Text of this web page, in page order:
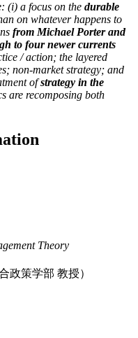
(i) a focus on the durable
on whatever happens to
from Michael Porter and
to four newer currents
/ action; the layered
non-market strategy; and
ofstrategy in the
are recomposing both
Theory
政策学部 教授）